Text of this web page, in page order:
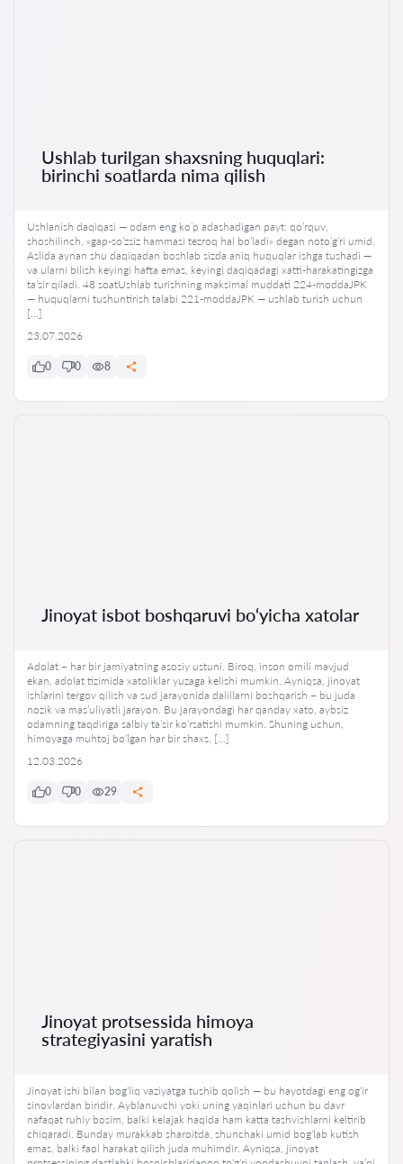
Ushlab turilgan shaxsning huquqlari:
birinchi soatlarda nima qilish
Ushlanish daqiqasi — odam eng ko’p adashadigan payt: qo’rquv,
shoshilinch, «gap-so’zsiz hammasi tezroq hal bo’ladi» degan noto’g’ri umid.
Aslida aynan shu daqiqadan boshlab sizda aniq huquqlar ishga tushadi —
va ularni bilish keyingi hafta emas, keyingi daqiqadagi xatti-harakatingizga
ta’sir qiladi. 48 soatUshlab turishning maksimal muddati 224-moddaJPK
— huquqlarni tushuntirish talabi 221-moddaJPK — ushlab turish uchun
[…]
23.07.2026
0 0 8
Jinoyat isbot boshqaruvi bo‘yicha xatolar
Adolat – har bir jamiyatning asosiy ustuni. Biroq, inson omili mavjud
ekan, adolat tizimida xatoliklar yuzaga kelishi mumkin. Ayniqsa, jinoyat
ishlarini tergov qilish va sud jarayonida dalillarni boshqarish – bu juda
nozik va mas’uliyatli jarayon. Bu jarayondagi har qanday xato, aybsiz
odamning taqdiriga salbiy ta’sir ko’rsatishi mumkin. Shuning uchun,
himoyaga muhtoj bo’lgan har bir shaxs, […]
12.03.2026
0 0 29
Jinoyat protsessida himoya
strategiyasini yaratish
Jinoyat ishi bilan bog‘liq vaziyatga tushib qolish — bu hayotdagi eng og‘ir
sinovlardan biridir. Ayblanuvchi yoki uning yaqinlari uchun bu davr
nafaqat ruhiy bosim, balki kelajak haqida ham katta tashvishlarni keltirib
chiqaradi. Bunday murakkab sharoitda, shunchaki umid bog‘lab kutish
emas, balki faol harakat qilish juda muhimdir. Ayniqsa, jinoyat